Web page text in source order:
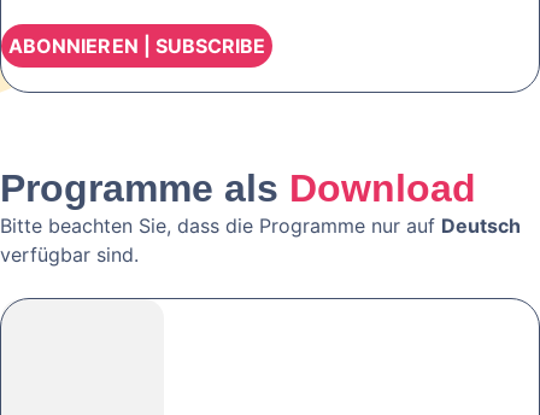
Programme als Download
Bitte beachten Sie, dass die Programme nur auf Deutsch
verfügbar sind.